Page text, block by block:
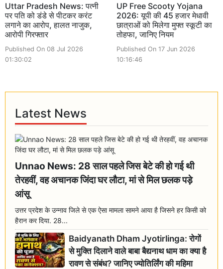
Uttar Pradesh News: पत्नी
पर पति को डंडे से पीटकर करंट
लगाने का आरोप, हालत नाजुक,
आरोपी गिरफ्तार
Published On 08 Jul 2026
01:30:02
UP Free Scooty Yojana
2026: यूपी की 45 हजार मेधावी
छात्राओं को मिलेगा मुफ्त स्कूटी का
तोहफा, जानिए नियम
Published On 17 Jun 2026
10:16:46
Latest News
Unnao News: 28 साल पहले जिस बेटे की हो गई थी
तेरहवीं, वह अचानक जिंदा घर लौटा, मां से मिल छलक पड़े
आंसू
उत्तर प्रदेश के उन्नाव जिले से एक ऐसा मामला सामने आया है जिसने हर किसी को
हैरान कर दिया. 28...
Baidyanath Dham Jyotirlinga: रोगों
से मुक्ति दिलाने वाले बाबा बैद्यनाथ धाम का क्या है
रावण से संबंध? जानिए ज्योतिर्लिंग की महिमा